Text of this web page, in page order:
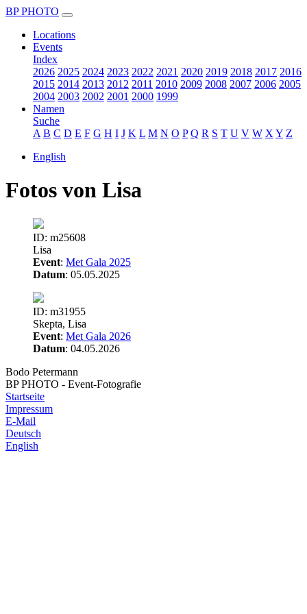
BP PHOTO
Locations
Events
Index
2026 2025 2024 2023 2022 2021 2020 2019 2018 2017 2016
2015 2014 2013 2012 2011 2010 2009 2008 2007 2006 2005
2004 2003 2002 2001 2000 1999
Namen
Suche
A B C D E F G H I J K L M N O P Q R S T U V W X Y Z
English
Fotos von Lisa
ID: m25608
Lisa
Event: Met Gala 2025
Datum: 05.05.2025
ID: m31955
Skepta, Lisa
Event: Met Gala 2026
Datum: 04.05.2026
Bodo Petermann
BP PHOTO - Event-Fotografie
Startseite
Impressum
E-Mail
Deutsch
English